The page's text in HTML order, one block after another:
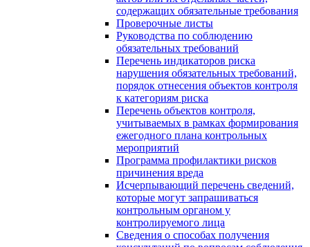
содержащих обязательные требования
Проверочные листы
Руководства по соблюдению
обязательных требований
Перечень индикаторов риска
нарушения обязательных требований,
порядок отнесения объектов контроля
к категориям риска
Перечень объектов контроля,
учитываемых в рамках формирования
ежегодного плана контрольных
мероприятий
Программа профилактики рисков
причинения вреда
Исчерпывающий перечень сведений,
которые могут запрашиваться
контрольным органом у
контролируемого лица
Сведения о способах получения